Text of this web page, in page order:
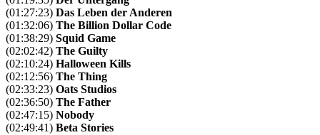
(01:27:23) Das Leben der Anderen
(01:32:06) The Billion Dollar Code
(01:38:29) Squid Game
(02:02:42) The Guilty
(02:10:24) Halloween Kills
(02:12:56) The Thing
(02:33:23) Oats Studios
(02:36:50) The Father
(02:47:15) Nobody
(02:49:41) Beta Stories